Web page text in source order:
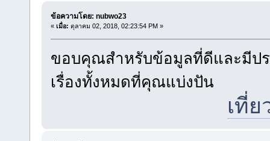
ข้อความโดย: nubwo23
« เมื่อ: ตุลาคม 02, 2018, 02:23:54 PM »
ขอบคุณสำหรับข้อมูลที่ดีและมีป
เรื่องทั้งหมดที่คุณแบ่งปัน
เที่